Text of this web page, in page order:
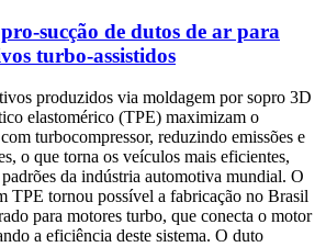
sucção de dutos de ar para
turbo-assistidos
produzidos via moldagem por sopro 3D
elastomérico (TPE) maximizam o
turbocompressor, reduzindo emissões e
o que torna os veículos mais eficientes,
da indústria automotiva mundial. O
TPE tornou possível a fabricação no Brasil
para motores turbo, que conecta o motor
a eficiência deste sistema. O duto